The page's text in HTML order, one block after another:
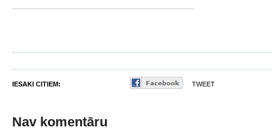
IESAKI CITIEM: TWEET
Nav komentāru